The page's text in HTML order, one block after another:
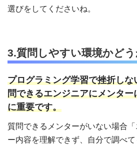
選びをしてくださいね。
3.質問しやすい環境かど
プログラミング学習で挫折し
問できるエンジニアにメンタ
に重要です。
質問できるメンターがいない場合
ー内容を理解できず、自分で調べ